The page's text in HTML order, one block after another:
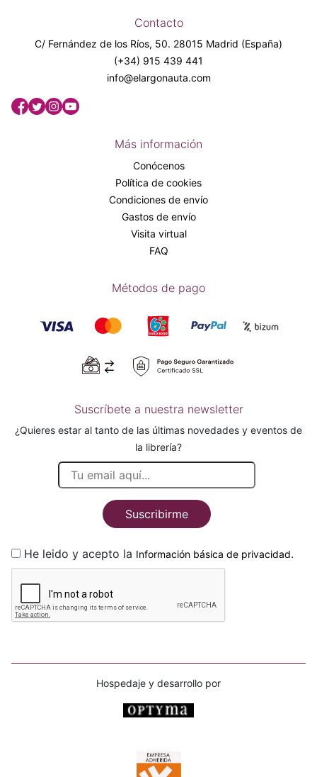
Contacto
C/ Fernández de los Ríos, 50. 28015 Madrid (España)
(+34) 915 439 441
info@elargonauta.com
Más información
Conócenos
Política de cookies
Condiciones de envío
Gastos de envío
Visita virtual
FAQ
Métodos de pago
Suscríbete a nuestra newsletter
¿Quieres estar al tanto de las últimas novedades y eventos de
la librería?
Suscribirme
He leido y acepto la Información básica de privacidad.
Hospedaje y desarrollo por